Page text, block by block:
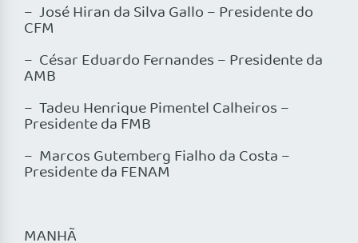
– José Hiran da Silva Gallo – Presidente do
CFM
– César Eduardo Fernandes – Presidente da
AMB
– Tadeu Henrique Pimentel Calheiros –
Presidente da FMB
– Marcos Gutemberg Fialho da Costa –
Presidente da FENAM
MANHÃ